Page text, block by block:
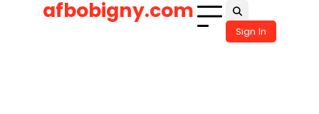
afbobigny.com
Sign In